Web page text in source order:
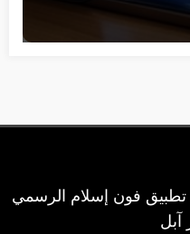
فون إسلام الرسمي